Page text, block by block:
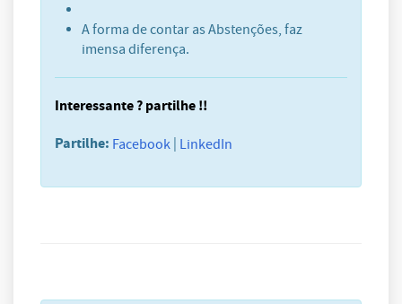
A forma de contar as Abstenções, faz
imensa diferença.
Interessante ? partilhe !!
Partilhe: Facebook | LinkedIn